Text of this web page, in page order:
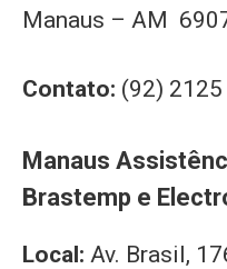
Manaus – AM
Contato: (92)
Manaus
Brastemp e
Local: Av. Brasil,